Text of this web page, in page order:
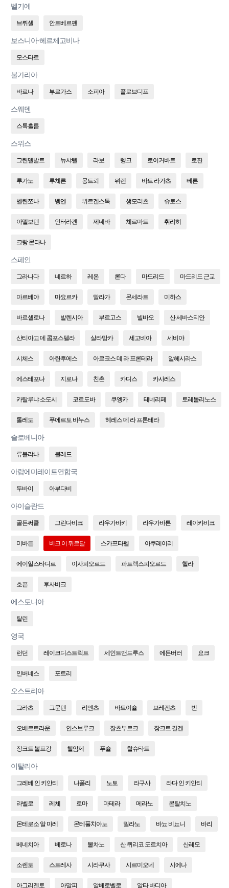
벨기에
브뤼셀 안트베르펜
보스니아-헤르체고비나
모스타르
불가리아
바르나 부르가스 소피아 플로브디프
스웨덴
스톡홀름
스위스
그린델발트 뉴샤텔 라보 렝크 로이커바트 로잔
루가노 루체른 몽트뢰 뮈렌 바트 라가츠 베른
벨린쪼나 벵엔 뷔르겐스톡 생모리츠 슈토스
아델보덴 인터라켄 제네바 체르마트 취리히
크랑 몬타나
스페인
그라나다 네르하 레온 론다 마드리드 마드리드 근교
마르베야 마요르카 말라가 몬세라트 미하스
바르셀로나 발렌시아 부르고스 빌바오 산 세바스티안
산티아고 데 콤포스텔라 살라망카 세고비아 세비야
시체스 아란후에스 아르코스 데 라 프론테라 알헤시라스
에스테포나 지로나 친촌 카디스 카사레스
카탈루냐 소도시 코르도바 쿠엥카 테네리페 토레몰리노스
톨레도 푸에르토 바누스 헤레스 데 라 프론테라
슬로베니아
류블랴나 블레드
아랍에미레이트연합국
두바이 아부다비
아이슬란드
골든써클 그린다비크 라우가바키 라우가바튼 레이캬비크
미바튼 비크 이 뮈르달 스카프타펠 아쿠레이리
에이일스타디르 이사피오르드 파트렉스피오르드 헬라
호픈 후사비크
에스토니아
탈린
영국
런던 레이크디스트릭트 세인트앤드루스 에든버러 요크
인버네스 포트리
오스트리아
그라츠 그문덴 리엔츠 바트이슐 브레겐츠 빈
오베르트라운 인스브루크 잘츠부르크 장크트 길겐
장크트 볼프강 첼암제 푸슐 할슈타트
이탈리아
그레베 인 키안티 나폴리 노토 라구사 라다 인 키안티
라벨로 레체 로마 마테라 메라노 몬탈치노
몬테로소 알 마레 몬테풀치아노 밀라노 바뇨 비뇨니 바리
베네치아 베로나 볼차노 산 퀴리코 도르치아 산레모
소렌토 스트레사 시라쿠사 시르미오네 시에나
아그리젠토 아말피 알베로벨로 알타 바디아